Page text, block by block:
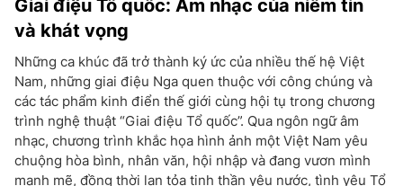
Giai điệu Tổ quốc: Âm nhạc của niềm tin
và khát vọng
Những ca khúc đã trở thành ký ức của nhiều thế hệ Việt
Nam, những giai điệu Nga quen thuộc với công chúng và
các tác phẩm kinh điển thế giới cùng hội tụ trong chương
trình nghệ thuật “Giai điệu Tổ quốc”. Qua ngôn ngữ âm
nhạc, chương trình khắc họa hình ảnh một Việt Nam yêu
chuộng hòa bình, nhân văn, hội nhập và đang vươn mình
mạnh mẽ, đồng thời lan tỏa tinh thần yêu nước, tình yêu Tổ